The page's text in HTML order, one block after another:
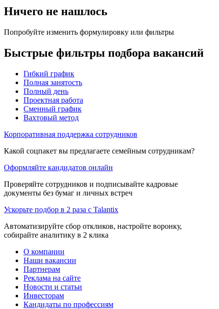
Ничего не нашлось
Попробуйте изменить формулировку или фильтры
Быстрые фильтры подбора вакансий
Гибкий график
Полная занятость
Полный день
Проектная работа
Сменный график
Вахтовый метод
Корпоративная поддержка сотрудников
Какой соцпакет вы предлагаете семейным сотрудникам?
Оформляйте кандидатов онлайн
Проверяйте сотрудников и подписывайте кадровые
документы без бумаг и личных встреч
Ускорьте подбор в 2 раза с Talantix
Автоматизируйте сбор откликов, настройте воронку,
собирайте аналитику в 2 клика
О компании
Наши вакансии
Партнерам
Реклама на сайте
Новости и статьи
Инвесторам
Кандидаты по профессиям